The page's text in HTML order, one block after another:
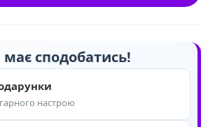
сподобатись!
настрою